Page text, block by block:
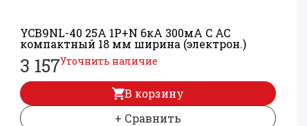
YCB9NL-40 25А 1P+N 6кА 300мА C AC
компактный 18 мм ширина (электрон.)
3 157Уточнить наличие
В корзину
+ Сравнить